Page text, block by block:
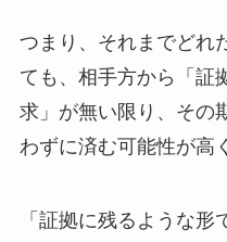
つまり、それまでどれ
ても、相手方から「証
求」が無い限り、その
わずに済む可能性が高
「証拠に残るような形